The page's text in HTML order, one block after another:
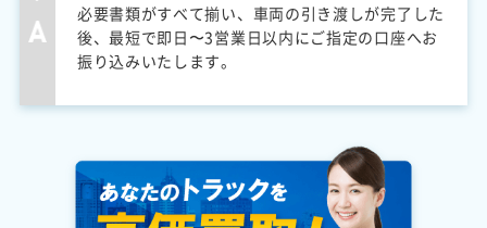
必要書類がすべて揃い、車両の引き渡しが完了した
後、最短で即日〜3営業日以内にご指定の口座へお
振り込みいたします。